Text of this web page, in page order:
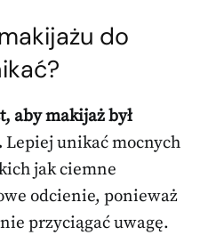
do
aby makijaż był
Lepiej unikać mocnych
jak ciemne
odcienie, ponieważ
przyciągać uwagę.